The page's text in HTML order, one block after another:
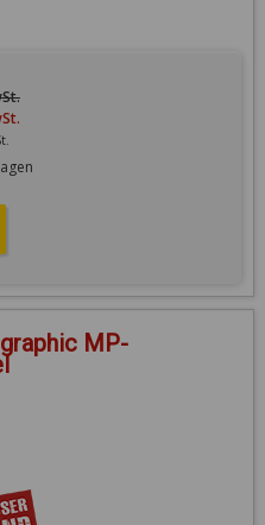
MP-